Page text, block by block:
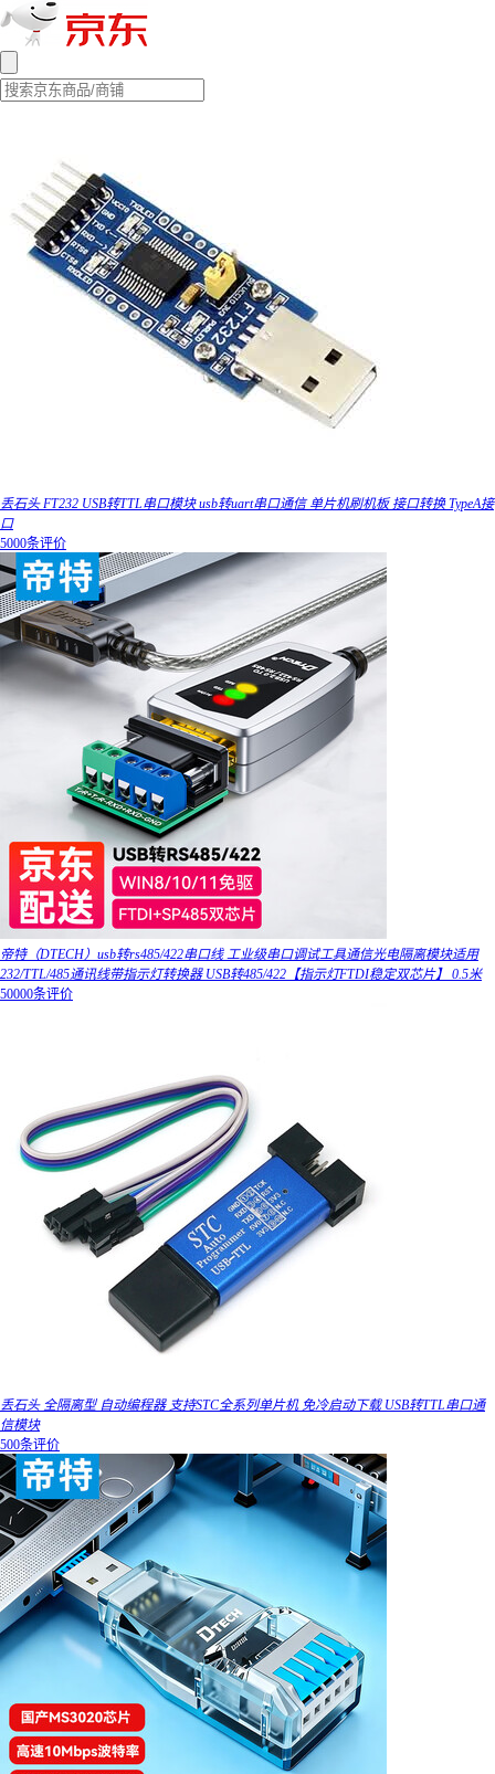
丢石头 FT232 USB转TTL串口模块 usb转uart串口通信 单片机刷机板 接口转换 TypeA接
口
5000条评价
帝特（DTECH）usb转rs485/422串口线 工业级串口调试工具通信光电隔离模块适用
232/TTL/485通讯线带指示灯转换器 USB转485/422【指示灯FTDI稳定双芯片】 0.5米
50000条评价
丢石头 全隔离型 自动编程器 支持STC全系列单片机 免冷启动下载 USB转TTL串口通
信模块
500条评价